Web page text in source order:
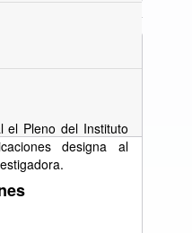
el Pleno del Instituto
designa al